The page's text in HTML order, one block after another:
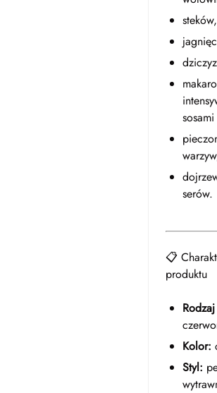
steków,
serów.
📋
produktu
Kolor:
Styl: